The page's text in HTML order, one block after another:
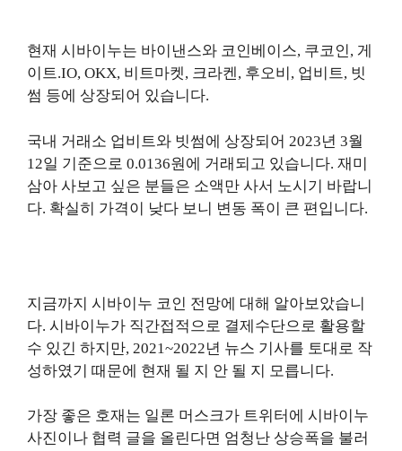
현재 시바이누는 바이낸스와 코인베이스, 쿠코인, 게
이트.IO, OKX, 비트마켓, 크라켄, 후오비, 업비트, 빗
썸 등에 상장되어 있습니다.
국내 거래소 업비트와 빗썸에 상장되어 2023년 3월
12일 기준으로 0.0136원에 거래되고 있습니다. 재미
삼아 사보고 싶은 분들은 소액만 사서 노시기 바랍니
다. 확실히 가격이 낮다 보니 변동 폭이 큰 편입니다.
지금까지 시바이누 코인 전망에 대해 알아보았습니
다. 시바이누가 직간접적으로 결제수단으로 활용할
수 있긴 하지만, 2021~2022년 뉴스 기사를 토대로 작
성하였기 때문에 현재 될 지 안 될 지 모릅니다.
가장 좋은 호재는 일론 머스크가 트위터에 시바이누
사진이나 협력 글을 올린다면 엄청난 상승폭을 불러